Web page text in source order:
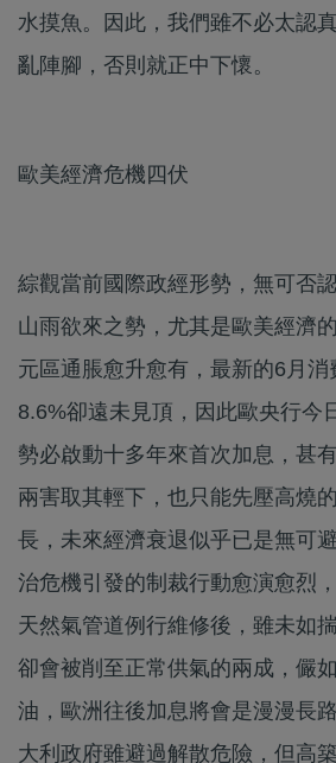
水摸魚。因此，我們雖不必太認
亂陣腳，否則就正中下懷。
歐美經濟危機四伏
綜觀當前國際政經形勢，無可否
山雨欲來之勢，尤其是歐美經濟
元區通脹愈升愈有，最新的6月消
8.6%卻遠未見頂，因此歐央行今
勢必啟動十多年來首次加息，甚
兩害取其輕下，也只能先壓高燒
長，未來經濟衰退似乎已是無可
治危機引發的制裁行動愈演愈烈
天然氣管道例行維修後，雖未如
卻會被削至正常供氣的兩成，儼
油，歐洲往後加息將會是漫漫長
大利政府雖避過解散危險，但高